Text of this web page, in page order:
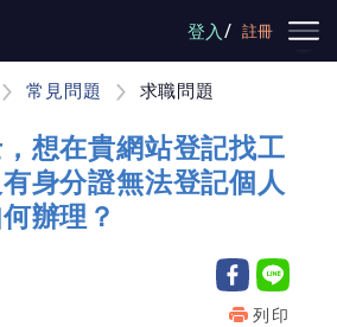
登入/ 註冊
常見問題 求職問題
想在貴網站登記找工
身分證無法登記個人
辦理？
列印